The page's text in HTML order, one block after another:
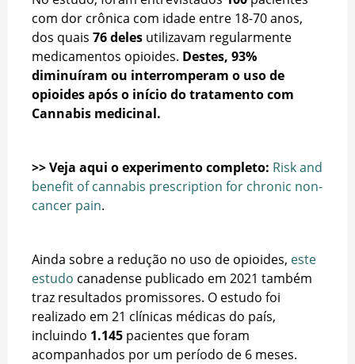
com dor crônica com idade entre 18-70 anos,
dos quais 76 deles utilizavam regularmente
medicamentos opioides. Destes, 93%
diminuíram ou interromperam o uso de
opioides após o início do tratamento com
Cannabis medicinal.
>> Veja aqui o experimento completo: Risk and
benefit of cannabis prescription for chronic non-
cancer pain.
Ainda sobre a redução no uso de opioides, este
estudo canadense publicado em 2021 também
traz resultados promissores. O estudo foi
realizado em 21 clínicas médicas do país,
incluindo 1.145 pacientes que foram
acompanhados por um período de 6 meses.